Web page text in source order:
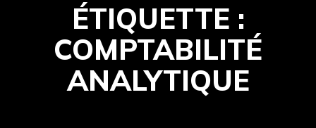
ÉTIQUETTE :
COMPTABILITÉ
ANALYTIQUE